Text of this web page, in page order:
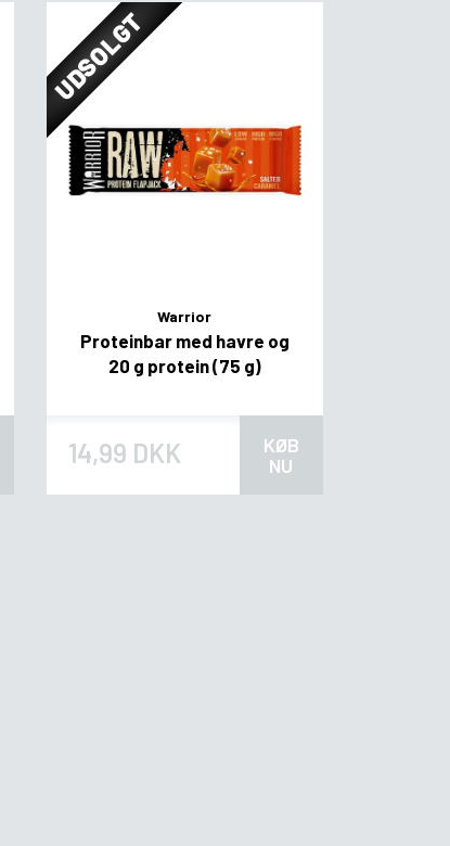
UDSOLGT
Warrior
Proteinbar med havre og
20 g protein (75 g)
14,99 DKK
KØB
NU